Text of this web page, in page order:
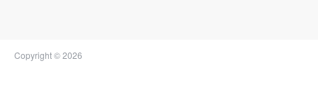
Copyright © 2026